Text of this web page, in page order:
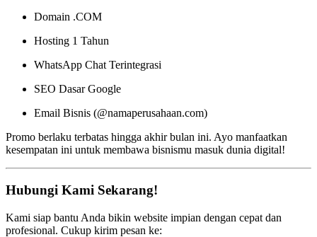
Domain .COM
Hosting 1 Tahun
WhatsApp Chat Terintegrasi
SEO Dasar Google
Email Bisnis (@namaperusahaan.com)
Promo berlaku terbatas hingga akhir bulan ini. Ayo manfaatkan
kesempatan ini untuk membawa bisnismu masuk dunia digital!
Hubungi Kami Sekarang!
Kami siap bantu Anda bikin website impian dengan cepat dan
profesional. Cukup kirim pesan ke: